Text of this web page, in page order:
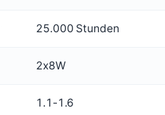
25.000 Stunden
2x8W
1.1-1.6